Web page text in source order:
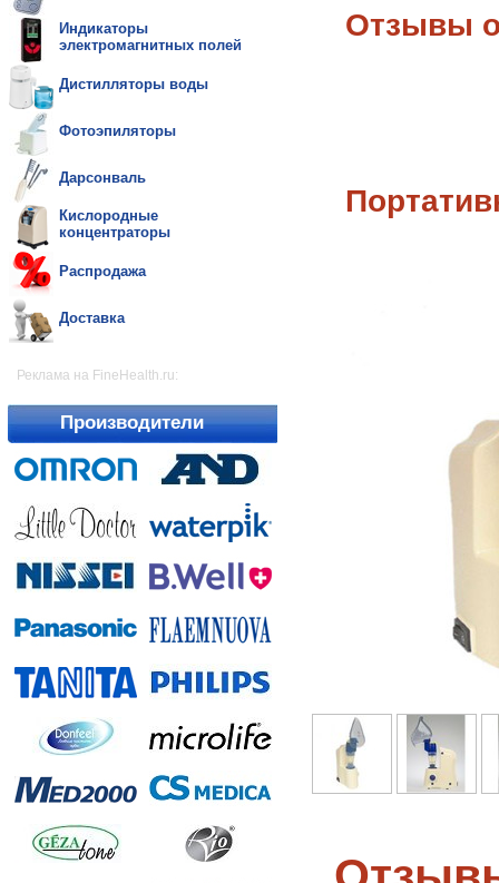
Индикаторы
электромагнитных полей
Дистилляторы воды
Фотоэпиляторы
Дарсонваль
Кислородные
концентраторы
Распродажа
Доставка
Реклама на FineHealth.ru:
Производители
Отзывы